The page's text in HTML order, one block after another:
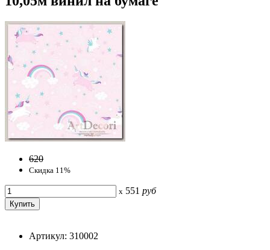
620
Скидка 11%
x 551 руб
Артикул: 310002